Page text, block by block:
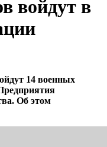
войдут в
14 военных
Об этом